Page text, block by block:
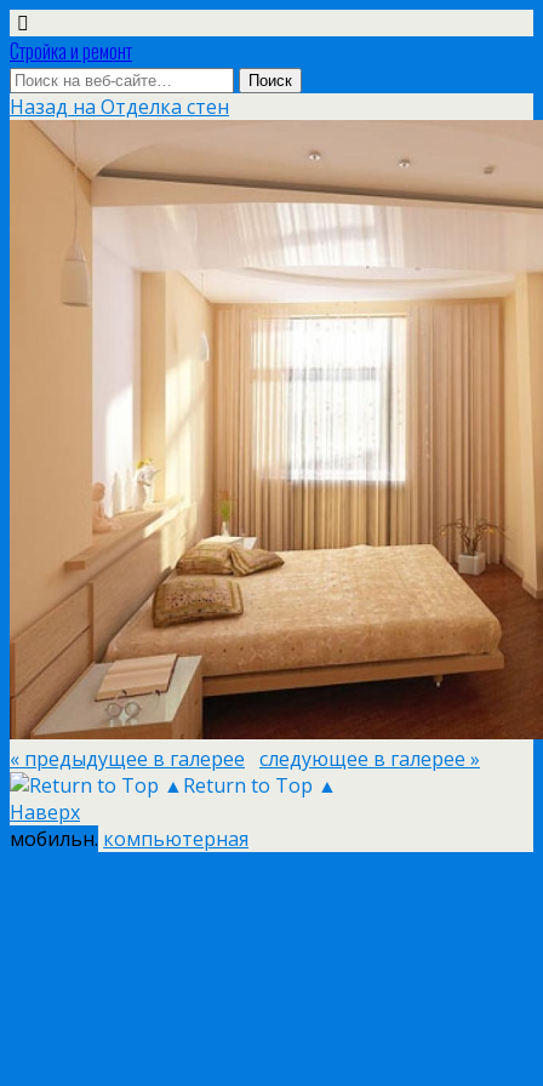
Стройка и ремонт
Назад на Отделка стен
« предыдущее в галерее следующее в галерее »
Return to Top ▲
Наверх
мобильн. компьютерная